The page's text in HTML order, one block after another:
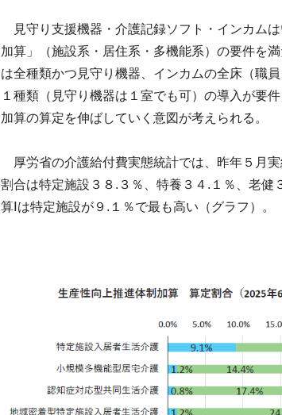
見守り支援機器・介護記録ソフト・インカム
加算」（施設系・居住系・多機能系）の要件を
は全種類かつ見守り機器、インカムの全床（職
１種類（見守り機器は１室でも可）の導入が要
加算の算定を伸ばしていく意図が考えられる。
厚労省の介護給付費実態統計では、昨年５月
割合は特定施設３８.３％、特養３４.１％、老健
算Ⅰは特定施設が９.１％で最も高い（グラフ）。